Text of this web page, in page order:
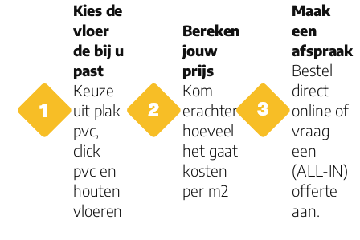
Kies de
vloer
de bij u
past
Keuze
uit plak
pvc,
click
pvc en
houten
vloeren
Bereken
jouw
prijs
Kom
erachter
hoeveel
het gaat
kosten
per m2
Maak
een
afspraak
Bestel
direct
online of
vraag
een
(ALL-IN)
offerte
aan.